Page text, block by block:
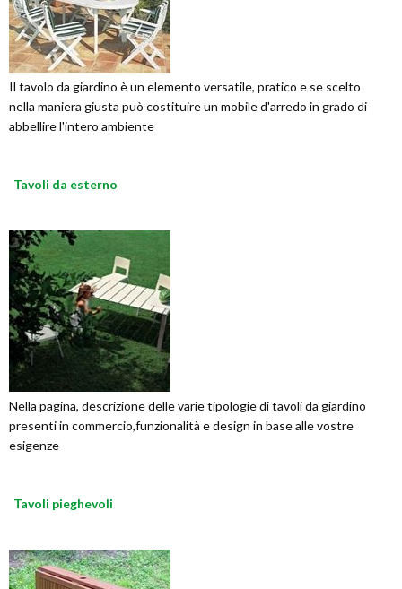
Il tavolo da giardino è un elemento versatile, pratico e se scelto
nella maniera giusta può costituire un mobile d'arredo in grado di
abbellire l'intero ambiente
Tavoli da esterno
Nella pagina, descrizione delle varie tipologie di tavoli da giardino
presenti in commercio,funzionalità e design in base alle vostre
esigenze
Tavoli pieghevoli